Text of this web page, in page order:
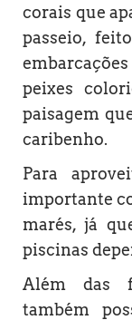
corais que
passeio,
peixes
paisagem
caribenho.
Para
importante
marés, já
piscinas
Além das
também